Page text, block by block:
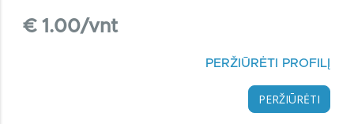
€ 1.00/vnt
PERŽIŪRĖTI PROFILĮ
PERŽIŪRĖTI